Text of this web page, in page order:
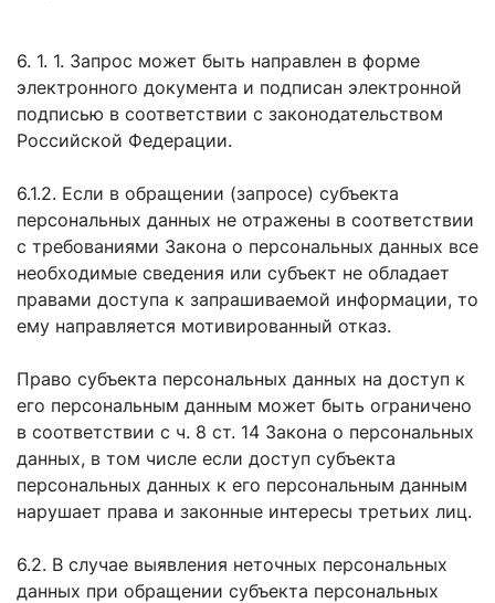
6. 1. 1. Запрос может быть направлен в форме
электронного документа и подписан электронной
подписью в соответствии с законодательством
Российской Федерации.
6.1.2. Если в обращении (запросе) субъекта
персональных данных не отражены в соответствии
с требованиями Закона о персональных данных все
необходимые сведения или субъект не обладает
правами доступа к запрашиваемой информации, то
ему направляется мотивированный отказ.
Право субъекта персональных данных на доступ к
его персональным данным может быть ограничено
в соответствии с ч. 8 ст. 14 Закона о персональных
данных, в том числе если доступ субъекта
персональных данных к его персональным данным
нарушает права и законные интересы третьих лиц.
6.2. В случае выявления неточных персональных
данных при обращении субъекта персональных